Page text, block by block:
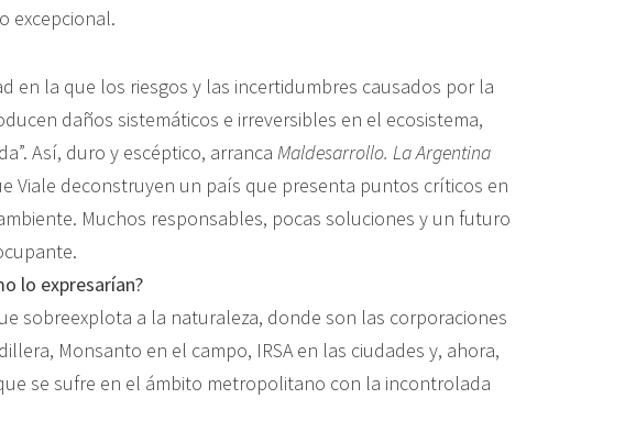
excepcional.
en la que los riesgos y las incertidumbres causados por la
daños sistemáticos e irreversibles en el ecosistema,
Así, duro y escéptico, arranca Maldesarrollo. La Argentina
Viale deconstruyen un país que presenta puntos críticos en
Muchos responsables, pocas soluciones y un futuro
lo expresarían?
sobreexplota a la naturaleza, donde son las corporaciones
Monsanto en el campo, IRSA en las ciudades y, ahora,
se sufre en el ámbito metropolitano con la incontrolada